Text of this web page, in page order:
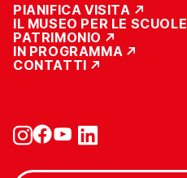
PIANIFICA VISITA
IL MUSEO PER LE SCUOLE
PATRIMONIO
IN PROGRAMMA
CONTATTI